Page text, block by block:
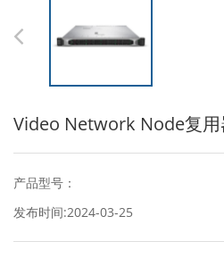
Video Network Node复用
产品型号：
发布时间:2024-03-25